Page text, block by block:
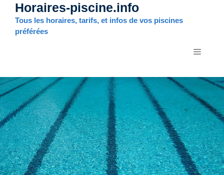
Aller
contenu
Horaires-piscine.info
Tous les horaires, tarifs, et infos de vos piscines
préférées
MENU